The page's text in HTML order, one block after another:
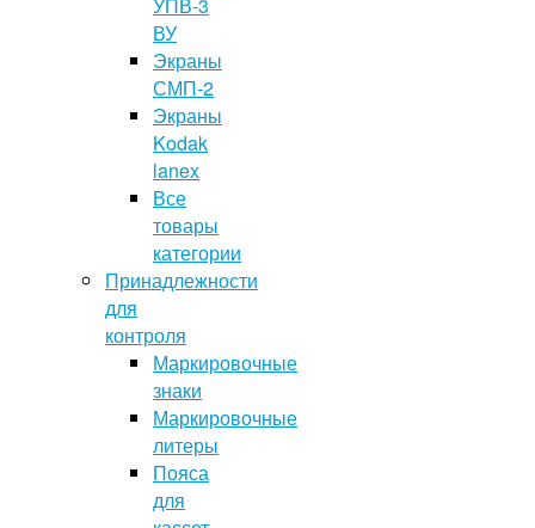
ВУ
Экраны
СМП-2
Экраны
Kodak
lanex
Все
товары
категории
Принадлежности
для
контроля
Маркировочные
знаки
Маркировочные
литеры
Пояса
для